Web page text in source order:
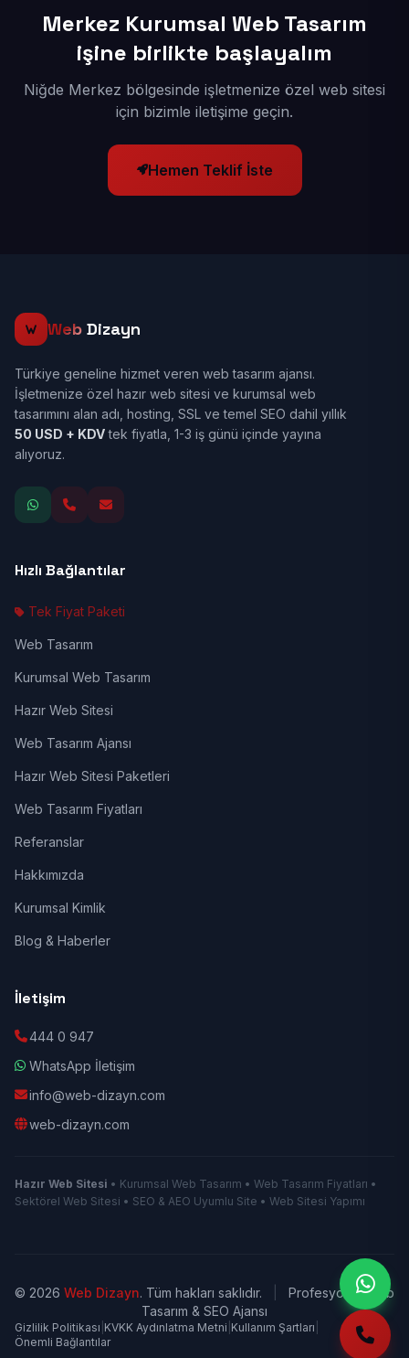
Merkez Kurumsal Web Tasarım
işine birlikte başlayalım
Niğde Merkez bölgesinde işletmenize özel web sitesi
için bizimle iletişime geçin.
Hemen Teklif İste
Web Dizayn
Türkiye geneline hizmet veren web tasarım ajansı.
İşletmenize özel hazır web sitesi ve kurumsal web
tasarımını alan adı, hosting, SSL ve temel SEO dahil yıllık
50 USD + KDVtek fiyatla, 1-3 iş günü içinde yayına
alıyoruz.
Hızlı Bağlantılar
Tek Fiyat Paketi
Web Tasarım
Kurumsal Web Tasarım
Hazır Web Sitesi
Web Tasarım Ajansı
Hazır Web Sitesi Paketleri
Web Tasarım Fiyatları
Referanslar
Hakkımızda
Kurumsal Kimlik
Blog & Haberler
İletişim
444 0 947
WhatsApp İletişim
info@web-dizayn.com
web-dizayn.com
Hazır Web Sitesi • Kurumsal Web Tasarım • Web Tasarım Fiyatları •
Sektörel Web Sitesi • SEO & AEO Uyumlu Site • Web Sitesi Yapımı
© 2026 Web Dizayn. Tüm hakları saklıdır.
Profesyonel Web
Tasarım & SEO Ajansı
Gizlilik Politikası KVKK Aydınlatma Metni Kullanım Şartları
Önemli Bağlantılar